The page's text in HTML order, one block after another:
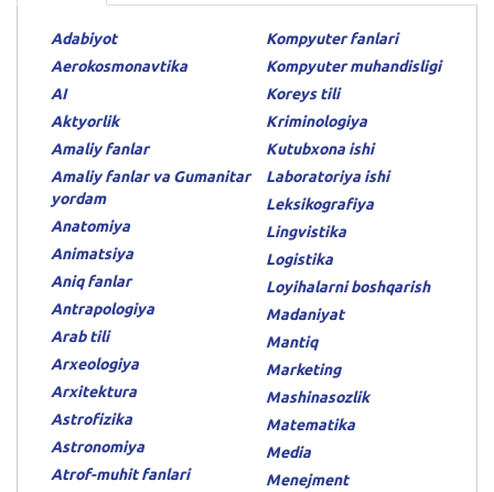
Adabiyot
Aerokosmonavtika
AI
Aktyorlik
Amaliy fanlar
Amaliy fanlar va Gumanitar
yordam
Anatomiya
Animatsiya
Aniq fanlar
Antrapologiya
Arab tili
Arxeologiya
Arxitektura
Astrofizika
Astronomiya
Atrof-muhit fanlari
Kompyuter fanlari
Kompyuter muhandisligi
Koreys tili
Kriminologiya
Kutubxona ishi
Laboratoriya ishi
Leksikografiya
Lingvistika
Logistika
Loyihalarni boshqarish
Madaniyat
Mantiq
Marketing
Mashinasozlik
Matematika
Media
Menejment